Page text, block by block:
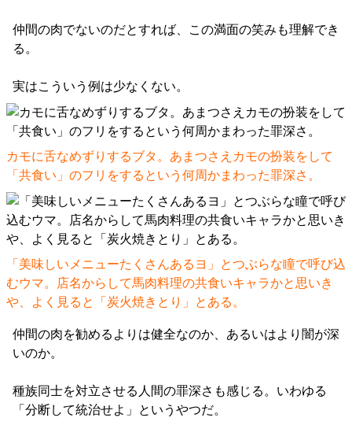
仲間の肉でないのだとすれば、この満面の笑みも理解でき
る。
実はこういう例は少なくない。
カモに舌なめずりするブタ。あまつさえカモの扮装をして
「共食い」のフリをするという何周かまわった罪深さ。
「美味しいメニューたくさんあるヨ」とつぶらな瞳で呼び込
むウマ。店名からして馬肉料理の共食いキャラかと思いき
や、よく見ると「炭火焼きとり」とある。
仲間の肉を勧めるよりは健全なのか、あるいはより闇が深
いのか。
種族同士を対立させる人間の罪深さも感じる。いわゆる
「分断して統治せよ」というやつだ。